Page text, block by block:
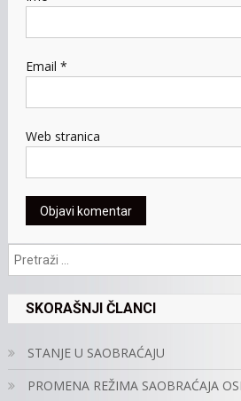
Email *
Web stranica
SKORAŠNJI ČLANCI
STANJE U SAOBRAĆAJU
PROMENA REŽIMA SAOBRAĆAJA